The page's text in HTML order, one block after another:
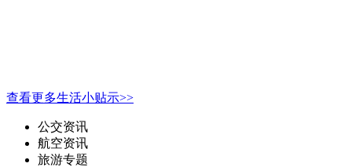
查看更多生活小贴示>>
公交资讯
航空资讯
旅游专题